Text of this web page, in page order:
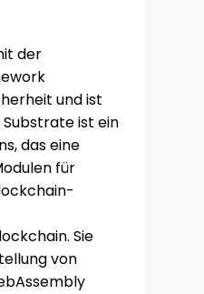
der
und ist
ist ein
das eine
für
Sie
von